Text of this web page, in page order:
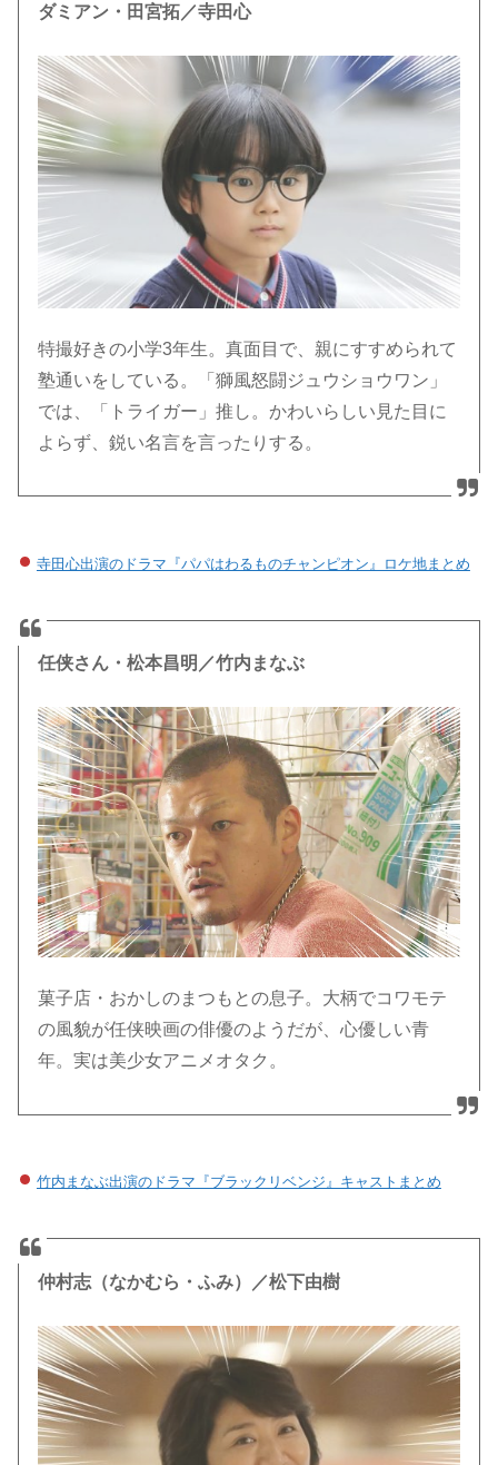
ダミアン・田宮拓／寺田心
特撮好きの小学3年生。真面目で、親にすすめられて
塾通いをしている。「獅風怒闘ジュウショウワン」
では、「トライガー」推し。かわいらしい見た目に
よらず、鋭い名言を言ったりする。
寺田心出演のドラマ『パパはわるものチャンピオン』ロケ地まとめ
任侠さん・松本昌明／竹内まなぶ
菓子店・おかしのまつもとの息子。大柄でコワモテ
の風貌が任侠映画の俳優のようだが、心優しい青
年。実は美少女アニメオタク。
竹内まなぶ出演のドラマ『ブラックリベンジ』キャストまとめ
仲村志（なかむら・ふみ）／松下由樹